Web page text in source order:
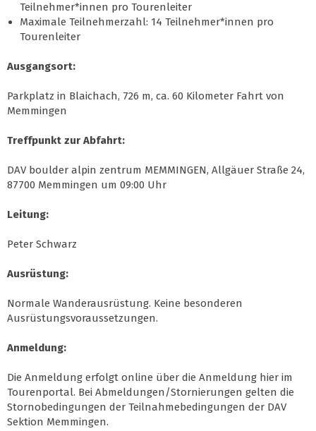
Teilnehmer*innen pro Tourenleiter
Maximale Teilnehmerzahl: 14 Teilnehmer*innen pro
Tourenleiter
Ausgangsort:
Parkplatz in Blaichach, 726 m, ca. 60 Kilometer Fahrt von
Memmingen
Treffpunkt zur Abfahrt:
DAV boulder alpin zentrum MEMMINGEN, Allgäuer Straße 24,
87700 Memmingen um 09:00 Uhr
Leitung:
Peter Schwarz
Ausrüstung:
Normale Wanderausrüstung. Keine besonderen
Ausrüstungsvoraussetzungen.
Anmeldung:
Die Anmeldung erfolgt online über die Anmeldung hier im
Tourenportal. Bei Abmeldungen/Stornierungen gelten die
Stornobedingungen der Teilnahmebedingungen der DAV
Sektion Memmingen.